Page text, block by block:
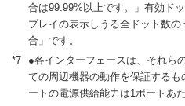
合は99.99%以上です。」有効ド
プレイの表示しうる全ドット数
合」です。
*7
●各インターフェースは、それら
ての周辺機器の動作を保証する
ートの電源供給能力は1ポートあ